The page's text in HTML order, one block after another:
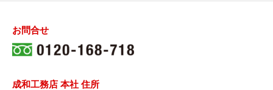
お問合せ
成和工務店 本社 住所